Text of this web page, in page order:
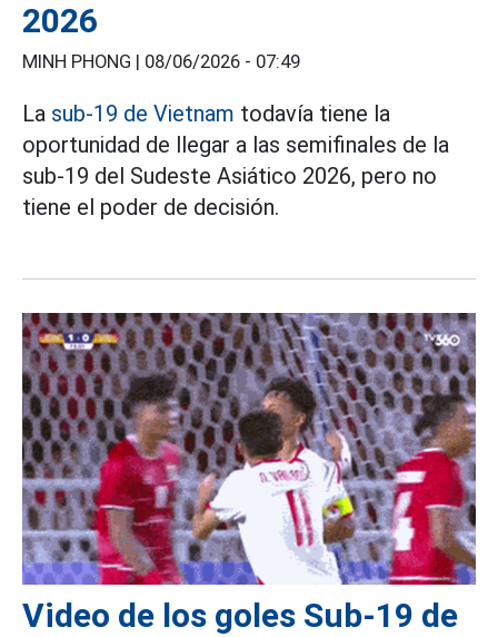
2026
MINH PHONG | 08/06/2026 - 07:49
La sub-19 de Vietnam todavía tiene la
oportunidad de llegar a las semifinales de la
sub-19 del Sudeste Asiático 2026, pero no
tiene el poder de decisión.
Video de los goles Sub-19 de